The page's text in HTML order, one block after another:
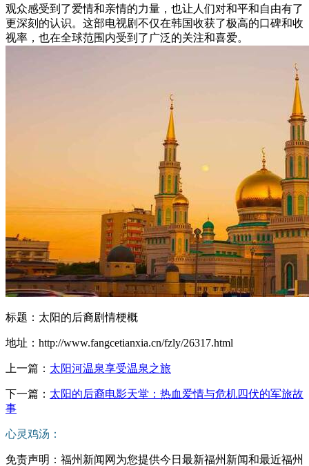
观众感受到了爱情和亲情的力量，也让人们对和平和自由有了
更深刻的认识。这部电视剧不仅在韩国收获了极高的口碑和收
视率，也在全球范围内受到了广泛的关注和喜爱。
标题：太阳的后裔剧情梗概
地址：http://www.fangcetianxia.cn/fzly/26317.html
上一篇： 太阳河温泉享受温泉之旅
下一篇： 太阳的后裔电影天堂：热血爱情与危机四伏的军旅故
事
心灵鸡汤：
免责声明：福州新闻网为您提供今日最新福州新闻和最近福州